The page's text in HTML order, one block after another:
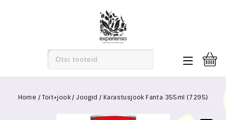
Home /Toit+jook/Joogid / Karastusjook Fanta 355ml (7295)